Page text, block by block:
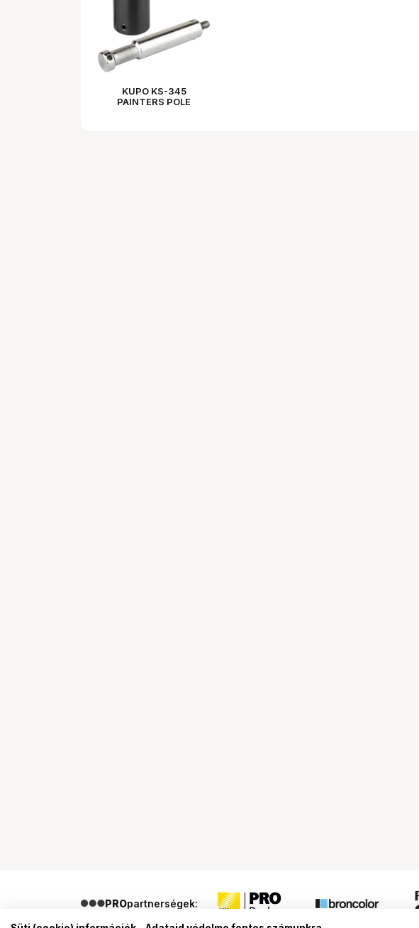
KUPO KS-345
PAINTERS POLE
PROpartnerségek: